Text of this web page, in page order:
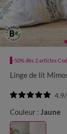
-50% dès 2 articles
Linge de lit
4.9/
Couleur : Jaune